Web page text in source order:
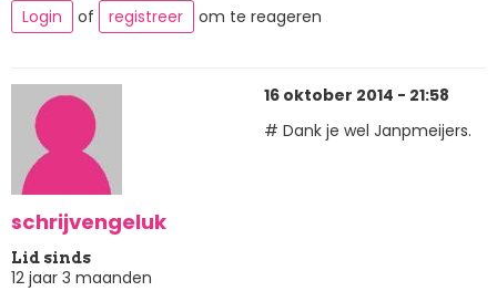
Login of registreer om te reageren
schrijvengeluk
Lid sinds
12 jaar 3 maanden
16 oktober 2014 - 21:58
# Dank je wel Janpmeijers.